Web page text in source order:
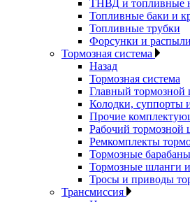
ТНВД и топливные
Топливные баки и
Топливные трубки
Форсунки и
Тормозная система
Назад
Тормозная система
Главный тормозной
Колодки, суппорты
Прочие
Рабочий тормозной
Ремкомплекты
Тормозные барабаны
Тормозные шланги
Тросы и приводы
Трансмиссия